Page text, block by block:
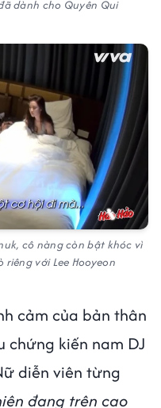
dành cho Quyên Qui
cô nàng còn bật khóc vì
với Lee Hooyeon
cảm của bản thân
chứng kiến nam DJ
diễn viên từng
đang trên cao